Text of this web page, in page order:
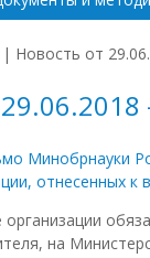
| Новость от
Минобрнауки
отнесенных
на